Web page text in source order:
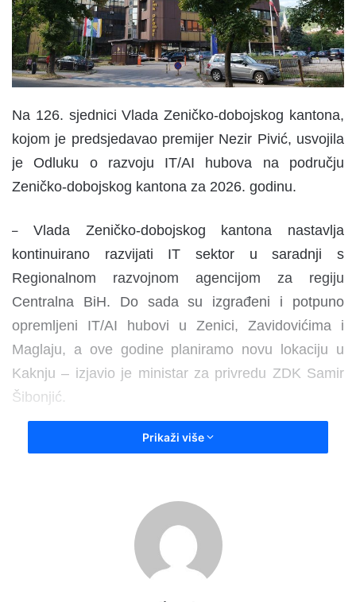
a
i
l
Na 126. sjednici Vlada Zeničko-dobojskog kantona,
kojom je predsjedavao premijer Nezir Pivić, usvojila
je Odluku o razvoju IT/AI hubova na području
Zeničko-dobojskog kantona za 2026. godinu.
– Vlada Zeničko-dobojskog kantona nastavlja
kontinuirano razvijati IT sektor u saradnji s
Regionalnom razvojnom agencijom za regiju
Centralna BiH. Do sada su izgrađeni i potpuno
opremljeni IT/AI hubovi u Zenici, Zavidovićima i
Maglaju, a ove godine planiramo novu lokaciju u
Kaknju – izjavio je ministar za privredu ZDK Samir
Šibonjić.
Prikaži više